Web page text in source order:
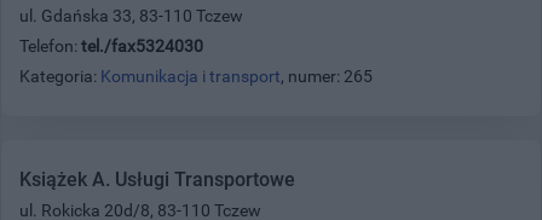
ul. Gdańska 33, 83-110 Tczew
Telefon: tel./fax5324030
Kategoria: Komunikacja i transport, numer: 265
Książek A. Usługi Transportowe
ul. Rokicka 20d/8, 83-110 Tczew